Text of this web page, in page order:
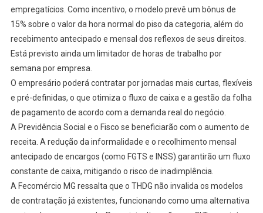
empregatícios. Como incentivo, o modelo prevê um bônus de
15% sobre o valor da hora normal do piso da categoria, além do
recebimento antecipado e mensal dos reflexos de seus direitos.
Está previsto ainda um limitador de horas de trabalho por
semana por empresa.
O empresário poderá contratar por jornadas mais curtas, flexíveis
e pré-definidas, o que otimiza o fluxo de caixa e a gestão da folha
de pagamento de acordo com a demanda real do negócio.
A Previdência Social e o Fisco se beneficiarão com o aumento de
receita. A redução da informalidade e o recolhimento mensal
antecipado de encargos (como FGTS e INSS) garantirão um fluxo
constante de caixa, mitigando o risco de inadimplência.
A Fecomércio MG ressalta que o THDG não invalida os modelos
de contratação já existentes, funcionando como uma alternativa